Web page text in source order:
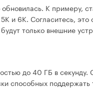
К примеру,
6К. Согласитесь,
только внешние
до 40 ГБ в секунду.
способных поддержать